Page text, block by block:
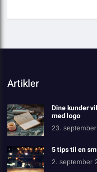
Artikler
Dine kunder
med logo
23.
5 tips til en
2. september